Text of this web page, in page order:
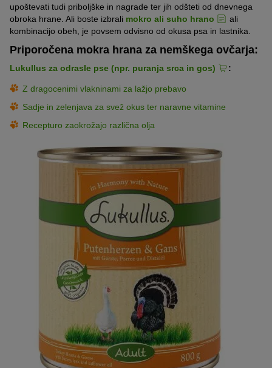
upoštevati tudi priboljške in nagrade ter jih odšteti od dnevnega
obroka hrane. Ali boste izbrali mokro ali suho hrano
ali
kombinacijo obeh, je povsem odvisno od okusa psa in lastnika.
Priporočena mokra hrana za nemškega ovčarja:
Lukullus za odrasle pse (npr. puranja srca in gos) :
Z dragocenimi vlakninami za lažjo prebavo
Sadje in zelenjava za svež okus ter naravne vitamine
Recepturo zaokrožajo različna olja